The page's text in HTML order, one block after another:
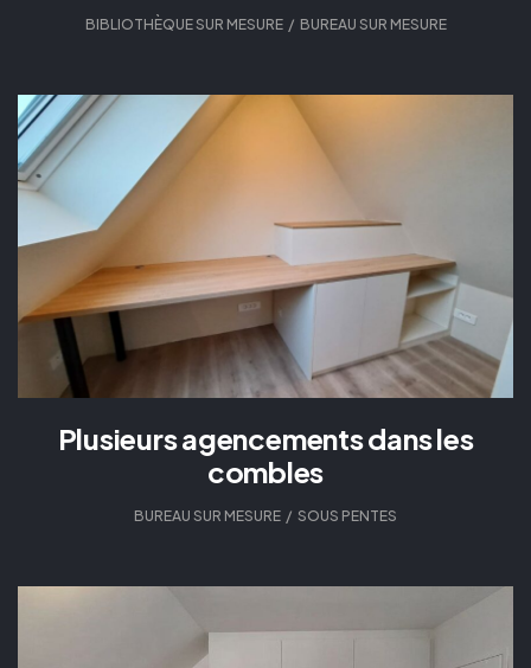
BIBLIOTHÈQUE SUR MESURE, BUREAU SUR MESURE
Plusieurs agencements dans les
combles
BUREAU SUR MESURE SOUS PENTES